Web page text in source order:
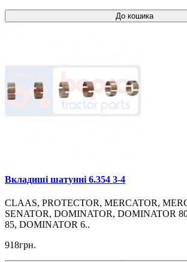
До кошика
Вкладиші шатунні 6.354 3-4
CLAAS, PROTECTOR, MERCATOR,
SENATOR, DOMINATOR, DOMINATOR
85, DOMINATOR 6..
918грн.